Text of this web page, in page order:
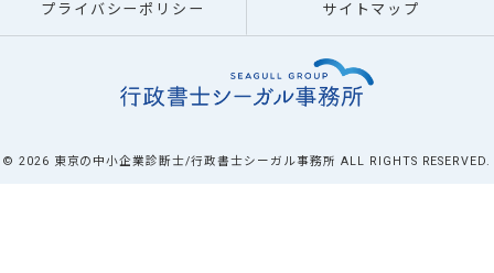
プライバシーポリシー サイトマップ
© 2026 東京の中小企業診断士/行政書士シーガル事務所 ALL RIGHTS RESERVED.